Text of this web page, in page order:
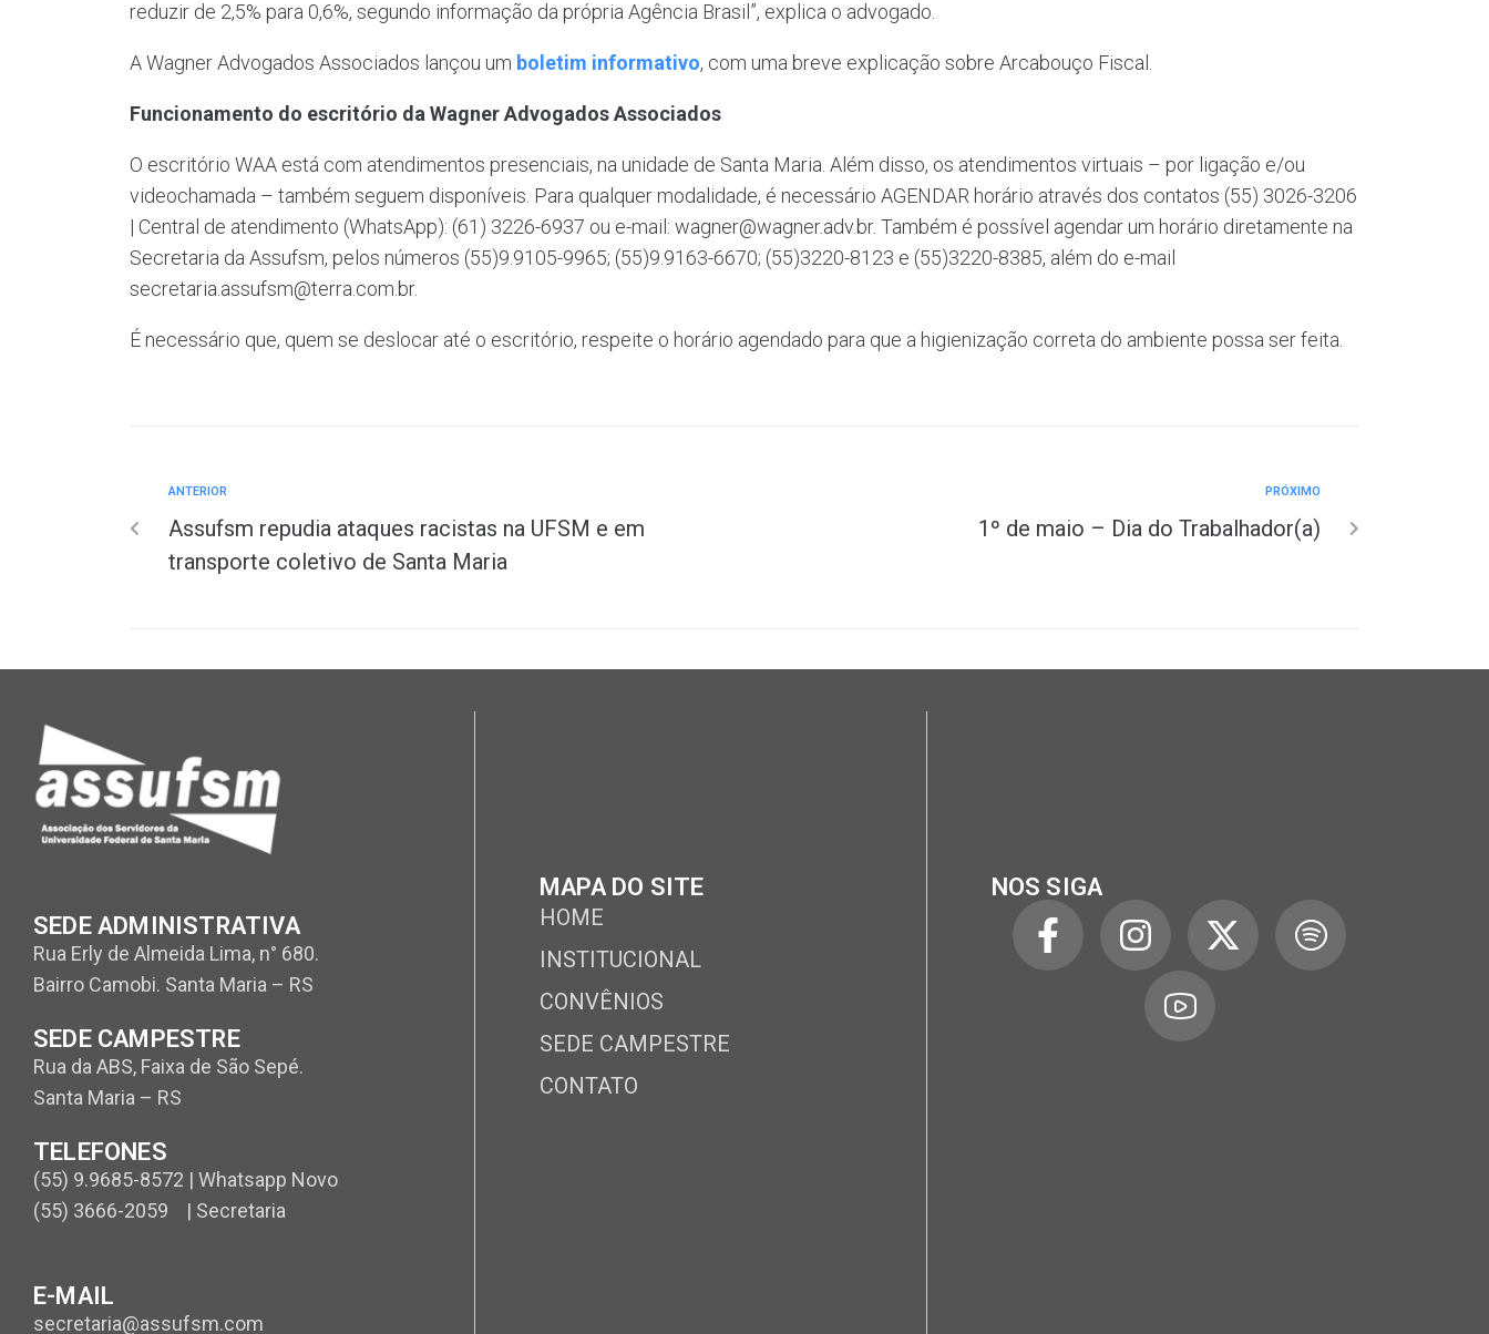
reduzir de 2,5% para 0,6%, segundo informação da própria Agência Brasil”, explica o advogado.
A Wagner Advogados Associados lançou um boletim informativo, com uma breve explicação sobre Arcabouço Fiscal.
Funcionamento do escritório da Wagner Advogados Associados
O escritório WAA está com atendimentos presenciais, na unidade de Santa Maria. Além disso, os atendimentos virtuais – por ligação e/ou
videochamada – também seguem disponíveis. Para qualquer modalidade, é necessário AGENDAR horário através dos contatos (55) 3026-3206
| Central de atendimento (WhatsApp): (61) 3226-6937 ou e-mail: wagner@wagner.adv.br. Também é possível agendar um horário diretamente na
Secretaria da Assufsm, pelos números (55)9.9105-9965; (55)9.9163-6670; (55)3220-8123 e (55)3220-8385, além do e-mail
secretaria.assufsm@terra.com.br.
É necessário que, quem se deslocar até o escritório, respeite o horário agendado para que a higienização correta do ambiente possa ser feita.
ANTERIOR
Assufsm repudia ataques racistas na UFSM e em
transporte coletivo de Santa Maria
PRÓXIMO
1º de maio – Dia do Trabalhador(a)
SEDE ADMINISTRATIVA
Rua Erly de Almeida Lima, n° 680.
Bairro Camobi. Santa Maria – RS
SEDE CAMPESTRE
Rua da ABS, Faixa de São Sepé.
Santa Maria – RS
TELEFONES
(55) 9.9685-8572 | Whatsapp Novo
(55) 3666-2059 | Secretaria
E-MAIL
secretaria@assufsm.com
MAPA DO SITE
HOME
INSTITUCIONAL
CONVÊNIOS
SEDE CAMPESTRE
CONTATO
NOS SIGA